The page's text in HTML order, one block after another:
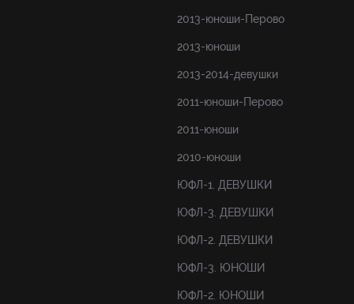
2013-юноши-Перово
2013-юноши
2013-2014-девушки
2011-юноши-Перово
2011-юноши
2010-юноши
ЮФЛ-1. ДЕВУШКИ
ЮФЛ-3. ДЕВУШКИ
ЮФЛ-2. ДЕВУШКИ
ЮФЛ-3. ЮНОШИ
ЮФЛ-2. ЮНОШИ